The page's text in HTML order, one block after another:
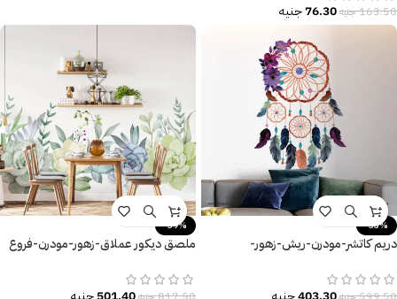
163.50جنيه76.30جنيه
-33%
دريم كاتشر-مودرن-ريش-زهور-
Catcher
-39%
ملصق ديكور عملاق-زهور-مودرن-فروع